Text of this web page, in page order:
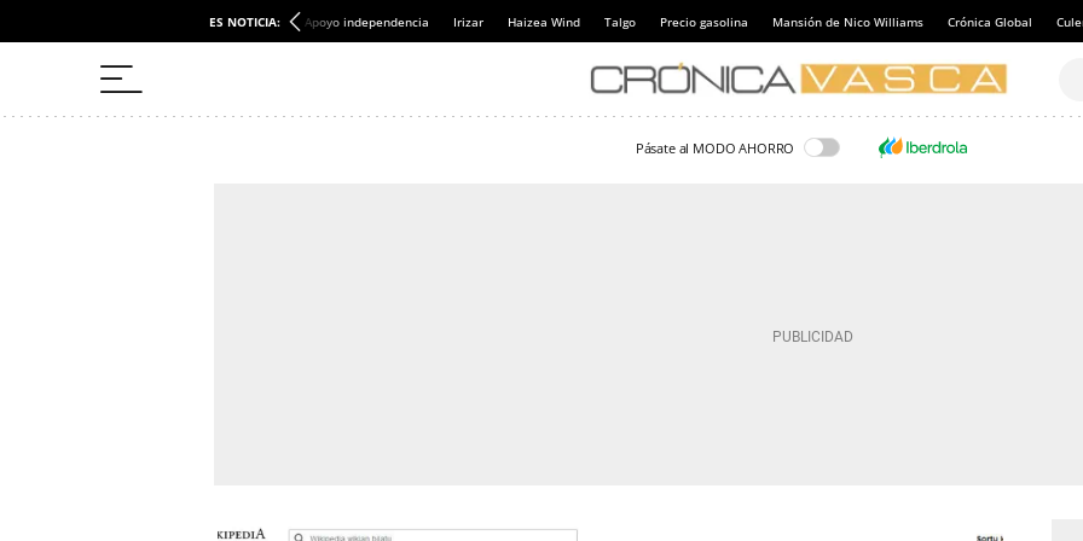
ES NOTICIA: Apoyo independencia Irizar Haizea Wind Talgo Precio gasolina Mansión de Nico Williams Crónica Global
Pásate al MODO AHORRO